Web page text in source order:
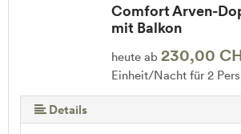
Comfort Arven-
mit Balkon
heute ab 230,00
Einheit/Nacht für 2
Details